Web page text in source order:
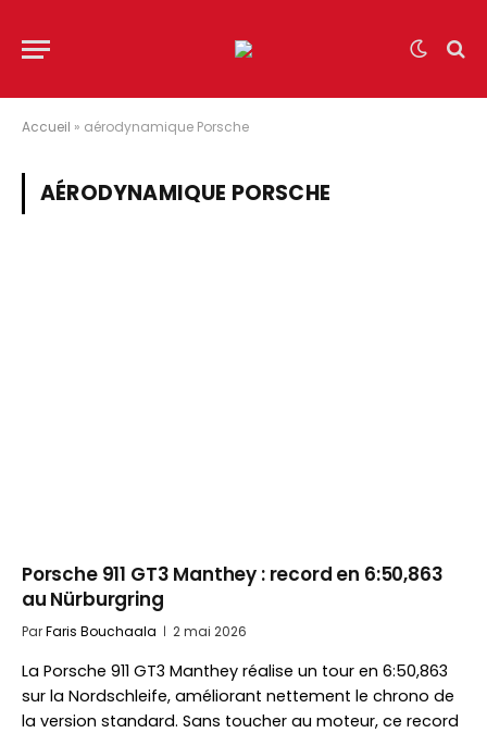
Accueil » aérodynamique Porsche
AÉRODYNAMIQUE PORSCHE
Porsche 911 GT3 Manthey : record en 6:50,863
au Nürburgring
ParFaris Bouchaala 2 mai 2026
La Porsche 911 GT3 Manthey réalise un tour en 6:50,863
sur la Nordschleife, améliorant nettement le chrono de
la version standard. Sans toucher au moteur, ce record